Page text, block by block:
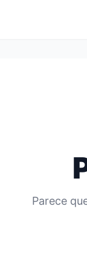
Parece